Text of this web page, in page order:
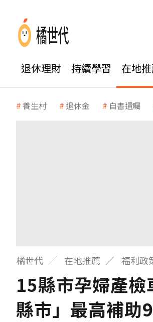
退休理財 持續學習 在地
養生村 退休金 自書遺囑
橘世代 在地推薦 福利政
15縣市孕婦產
縣市」最高補助